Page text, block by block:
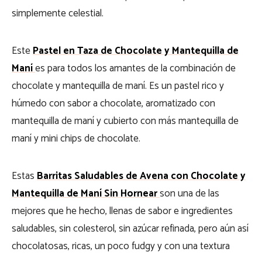
simplemente celestial.
EstePastel en Taza de Chocolate y Mantequilla de
Maníes para todos los amantes de la combinación de
chocolate y mantequilla de maní. Es un pastel rico y
húmedo con sabor a chocolate, aromatizado con
mantequilla de maní y cubierto con más mantequilla de
maní y mini chips de chocolate.
EstasBarritas Saludables de Avena con Chocolate y
Mantequilla de Maní Sin Hornearson una de las
mejores que he hecho, llenas de sabor e ingredientes
saludables, sin colesterol, sin azúcar refinada, pero aún así
chocolatosas, ricas, un poco fudgy y con una textura